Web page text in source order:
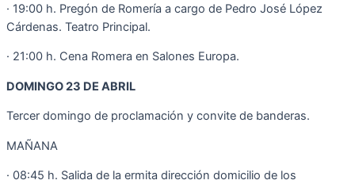
· 19:00 h. Pregón de Romería a cargo de Pedro José López
Cárdenas. Teatro Principal.
· 21:00 h. Cena Romera en Salones Europa.
DOMINGO 23 DE ABRIL
Tercer domingo de proclamación y convite de banderas.
MAÑANA
· 08:45 h. Salida de la ermita dirección domicilio de los